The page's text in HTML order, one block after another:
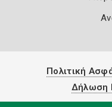
Πολιτική
Δήλωση